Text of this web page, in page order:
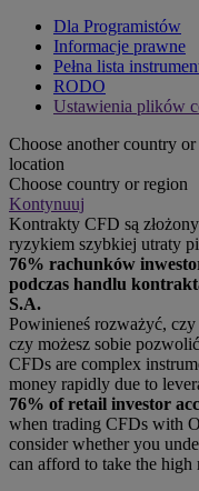
Dla Programistów
Informacje prawne
Pełna lista
RODO
Ustawienia plików
Choose another country
location
Choose country or region
Kontynuuj
Kontrakty CFD są
ryzykiem szybkiej utraty
76% rachunków
podczas handlu
S.A.
Powinieneś rozważyć,
czy możesz sobie
CFDs are complex
money rapidly due to
76% of retail investor
when trading CFDs with
consider whether you
can afford to take the